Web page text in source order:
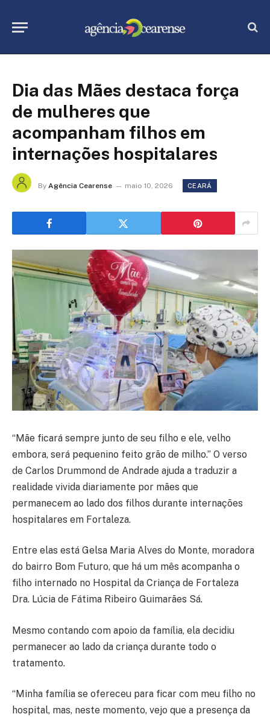
Dia das Mães destaca força
de mulheres que
acompanham filhos em
internações hospitalares
By Agência Cearense maio 10, 2026 CEARÁ
“Mãe ficará sempre junto de seu filho e ele, velho
embora, será pequenino feito grão de milho.” O verso
de Carlos Drummond de Andrade ajuda a traduzir a
realidade vivida diariamente por mães que
permanecem ao lado dos filhos durante internações
hospitalares em Fortaleza.
Entre elas está Gelsa Maria Alves do Monte, moradora
do bairro Bom Futuro, que há um mês acompanha o
filho internado no Hospital da Criança de Fortaleza
Dra. Lúcia de Fátima Ribeiro Guimarães Sá.
Mesmo contando com apoio da família, ela decidiu
permanecer ao lado da criança durante todo o
tratamento.
“Minha família se ofereceu para ficar com meu filho no
hospital, mas, neste momento, vejo que a presença da